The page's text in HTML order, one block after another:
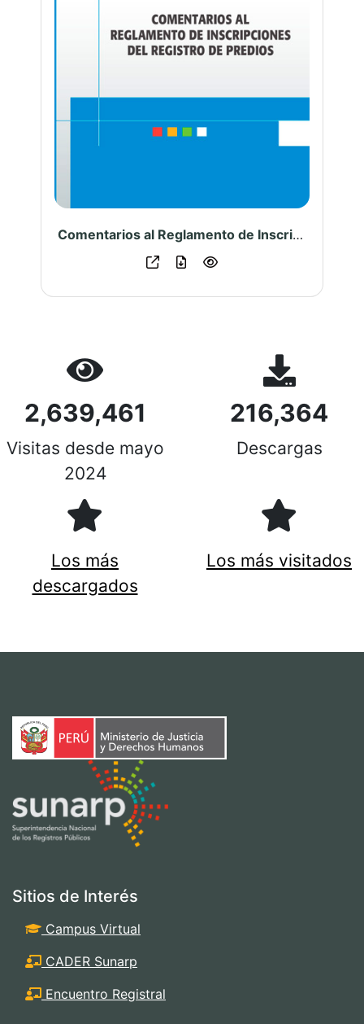
Comentarios al Reglamento de Inscripciones del Registro de Predios
2,639,461
Visitas desde mayo
2024
216,364
Descargas
Los más
descargados
Los más visitados
Sitios de Interés
Campus Virtual
CADER Sunarp
Encuentro Registral